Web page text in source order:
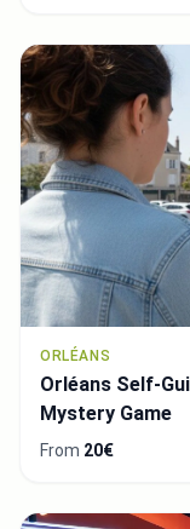
ORLÉANS
Orléans Self-
Mystery Game
From 20€